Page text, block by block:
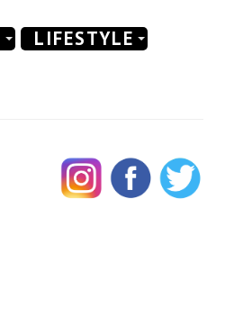
LIFESTYLE